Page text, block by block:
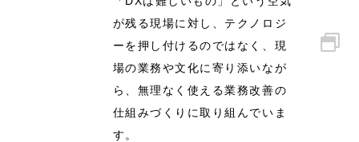
が残る現場に対し、テクノロジ
ーを押し付けるのではなく、現
場の業務や文化に寄り添いなが
ら、無理なく使える業務改善の
仕組みづくりに取り組んでいま
す。